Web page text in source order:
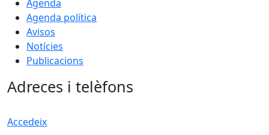
Agenda
Agenda política
Avisos
Notícies
Publicacions
Adreces i telèfons
Accedeix